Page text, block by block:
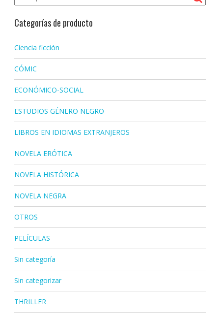
Categorías de producto
Ciencia ficción
CÓMIC
ECONÓMICO-SOCIAL
ESTUDIOS GÉNERO NEGRO
LIBROS EN IDIOMAS EXTRANJEROS
NOVELA ERÓTICA
NOVELA HISTÓRICA
NOVELA NEGRA
OTROS
PELÍCULAS
Sin categoría
Sin categorizar
THRILLER